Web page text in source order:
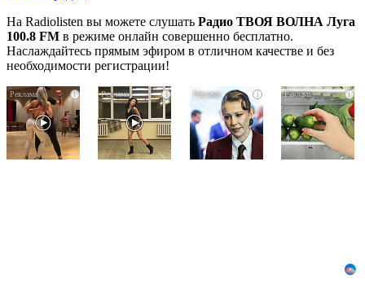
На Radiolisten вы можете слушать Радио ТВОЯ ВОЛНА Луга
100.8 FM в режиме онлайн совершенно бесплатно.
Наслаждайтесь прямым эфиром в отличном качестве и без
необходимости регистрации!
i
Ролик
длится
пару
секунд,
но
i
Ролик
Омска:
будете
i
Взломали
Telegram
Собчак
вот
i